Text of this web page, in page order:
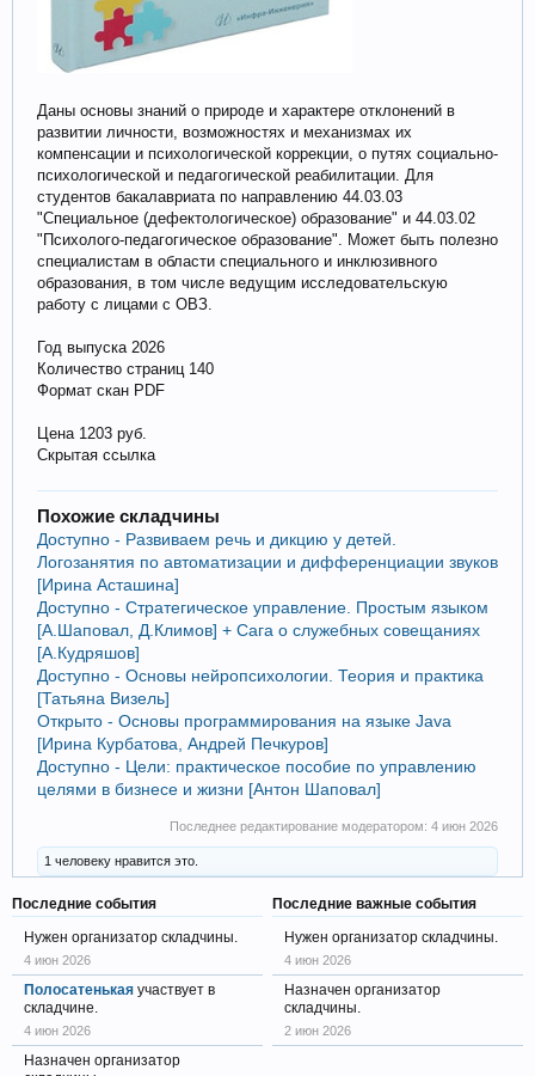
Даны основы знаний о природе и характере отклонений в
развитии личности, возможностях и механизмах их
компенсации и психологической коррекции, о путях социально-
психологической и педагогической реабилитации. Для
студентов бакалавриата по направлению 44.03.03
"Специальное (дефектологическое) образование" и 44.03.02
"Психолого-педагогическое образование". Может быть полезно
специалистам в области специального и инклюзивного
образования, в том числе ведущим исследовательскую
работу с лицами с ОВЗ.
Год выпуска 2026
Количество страниц 140
Формат скан PDF
Цена 1203 руб.
Скрытая ссылка
Похожие складчины
Доступно - Развиваем речь и дикцию у детей.
Логозанятия по автоматизации и дифференциации звуков
[Ирина Асташина]
Доступно - Стратегическое управление. Простым языком
[А.Шаповал, Д.Климов] + Сага о служебных совещаниях
[А.Кудряшов]
Доступно - Основы нейропсихологии. Теория и практика
[Татьяна Визель]
Открыто - Основы программирования на языке Java
[Ирина Курбатова, Андрей Печкуров]
Доступно - Цели: практическое пособие по управлению
целями в бизнесе и жизни [Антон Шаповал]
Последнее редактирование модератором: 4 июн 2026
1 человеку нравится это.
Последние события
Нужен организатор складчины.
4 июн 2026
Полосатенькая участвует в
складчине.
4 июн 2026
Назначен организатор
Последние важные события
Нужен организатор складчины.
4 июн 2026
Назначен организатор
складчины.
2 июн 2026